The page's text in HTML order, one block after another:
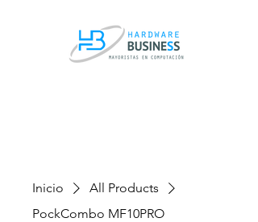
Inicio
All Products
PockCombo MF10PRO